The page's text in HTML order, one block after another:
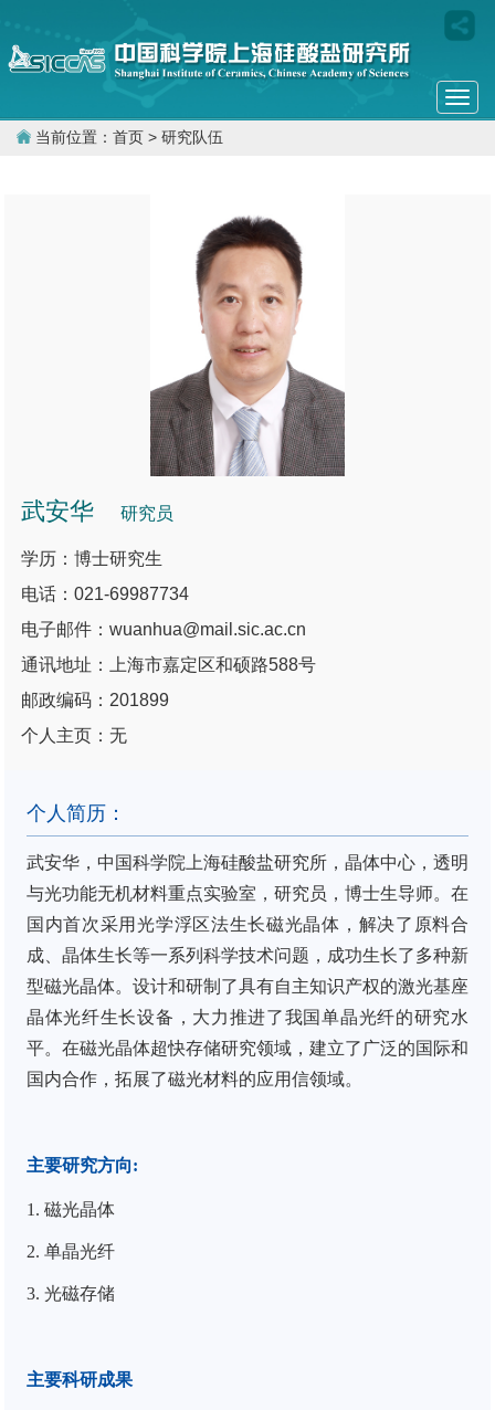
当前位置： 首页 > 研究队伍
武安华 研究员
学历：博士研究生
电话：021-69987734
电子邮件：wuanhua@mail.sic.ac.cn
通讯地址：上海市嘉定区和硕路588号
邮政编码：201899
个人主页：无
个人简历：
武安华，中国科学院上海硅酸盐研究所，晶体中心，透明
与光功能无机材料重点实验室，研究员，博士生导师。在
国内首次采用光学浮区法生长磁光晶体，解决了原料合
成、晶体生长等一系列科学技术问题，成功生长了多种新
型磁光晶体。设计和研制了具有自主知识产权的激光基座
晶体光纤生长设备，大力推进了我国单晶光纤的研究水
平。在磁光晶体超快存储研究领域，建立了广泛的国际和
国内合作，拓展了磁光材料的应用信领域。
主要研究方向:
1. 磁光晶体
2. 单晶光纤
3. 光磁存储
主要科研成果